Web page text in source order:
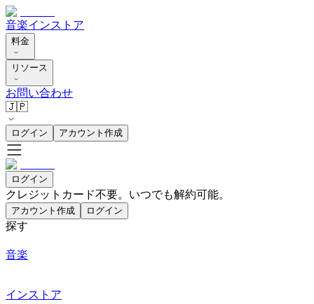
音楽インストア
料金
リソース
お問い合わせ
🇯🇵
ログイン アカウント作成
ログイン
クレジットカード不要。いつでも解約可能。
アカウント作成 ログイン
探す
音楽
インストア